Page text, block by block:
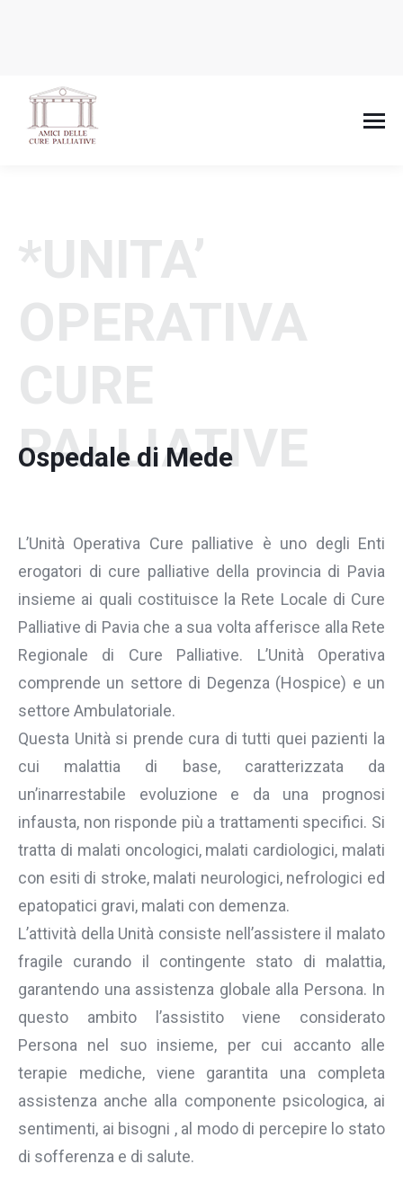
*UNITA’
OPERATIVA
CURE
PALLIATIVE
Ospedale di Mede
L’Unità Operativa Cure palliative è uno degli Enti
erogatori di cure palliative della provincia di Pavia
insieme ai quali costituisce la Rete Locale di Cure
Palliative di Pavia che a sua volta afferisce alla Rete
Regionale di Cure Palliative. L’Unità Operativa
comprende un settore di Degenza (Hospice) e un
settore Ambulatoriale.
Questa Unità si prende cura di tutti quei pazienti la
cui malattia di base, caratterizzata da
un’inarrestabile evoluzione e da una prognosi
infausta, non risponde più a trattamenti specifici. Si
tratta di malati oncologici, malati cardiologici, malati
con esiti di stroke, malati neurologici, nefrologici ed
epatopatici gravi, malati con demenza.
L’attività della Unità consiste nell’assistere il malato
fragile curando il contingente stato di malattia,
garantendo una assistenza globale alla Persona. In
questo ambito l’assistito viene considerato
Persona nel suo insieme, per cui accanto alle
terapie mediche, viene garantita una completa
assistenza anche alla componente psicologica, ai
sentimenti, ai bisogni , al modo di percepire lo stato
di sofferenza e di salute.